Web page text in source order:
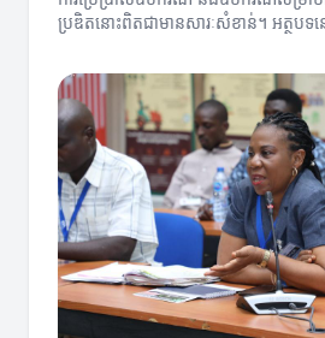
ប្រឌិតនោះពិតជាមានសារៈសំខាន់។ អត្ថប